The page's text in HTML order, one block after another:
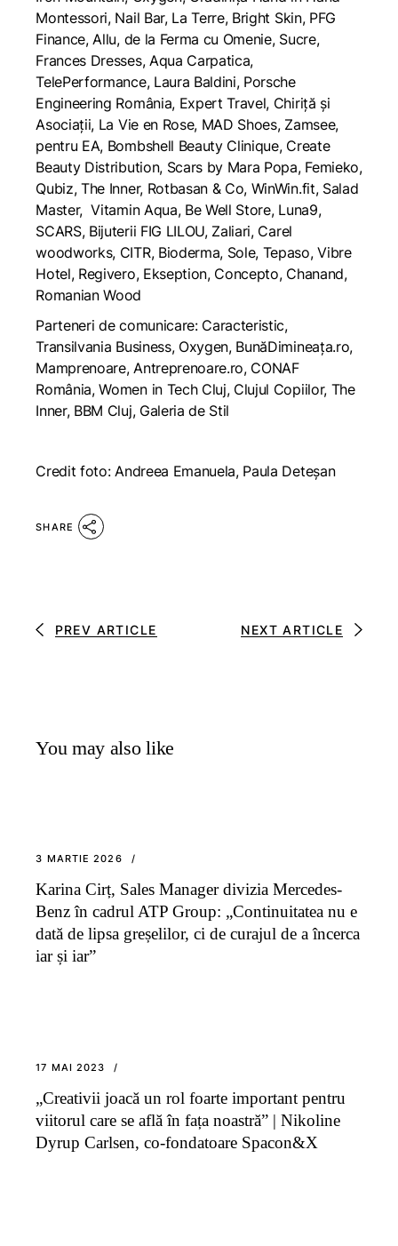
Montessori, Nail Bar, La Terre, Bright Skin, PFG
Finance, Allu, de la Ferma cu Omenie, Sucre,
Frances Dresses, Aqua Carpatica,
TelePerformance, Laura Baldini, Porsche
Engineering România, Expert Travel, Chiriță și
Asociații, La Vie en Rose, MAD Shoes, Zamsee,
pentru EA, Bombshell Beauty Clinique, Create
Beauty Distribution, Scars by Mara Popa, Femieko,
Qubiz, The Inner, Rotbasan & Co, WinWin.fit, Salad
Master, Vitamin Aqua, Be Well Store, Luna9,
SCARS, Bijuterii FIG LILOU, Zaliari, Carel
woodworks, CITR, Bioderma, Sole, Tepaso, Vibre
Hotel, Regivero, Ekseption, Concepto, Chanand,
Romanian Wood
Parteneri de comunicare: Caracteristic,
Transilvania Business, Oxygen, BunăDimineața.ro,
Mamprenoare, Antreprenoare.ro, CONAF
România, Women in Tech Cluj, Clujul Copiilor, The
Inner, BBM Cluj, Galeria de Stil
Credit foto: Andreea Emanuela, Paula Deteșan
SHARE
PREV ARTICLE NEXT ARTICLE
You may also like
3 MARTIE 2026
Karina Cirț, Sales Manager divizia Mercedes-
Benz în cadrul ATP Group: „Continuitatea nu e
dată de lipsa greșelilor, ci de curajul de a încerca
iar și iar”
17 MAI 2023
„Creativii joacă un rol foarte important pentru
viitorul care se află în fața noastră” | Nikoline
Dyrup Carlsen, co-fondatoare Spacon&X